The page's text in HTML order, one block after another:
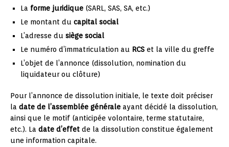
La forme juridique (SARL, SAS, SA, etc.)
Le montant du capital social
L’adresse du siège social
Le numéro d’immatriculation au RCS et la ville du greffe
L’objet de l’annonce (dissolution, nomination du
liquidateur ou clôture)
Pour l’annonce de dissolution initiale, le texte doit préciser
la date de l’assemblée générale ayant décidé la dissolution,
ainsi que le motif (anticipée volontaire, terme statutaire,
etc.). La date d’effet de la dissolution constitue également
une information capitale.